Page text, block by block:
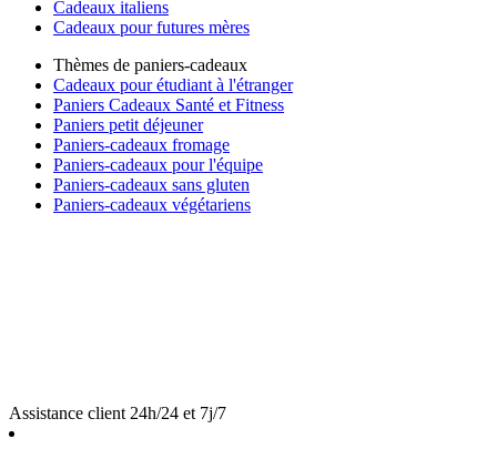
Cadeaux italiens
Cadeaux pour futures mères
Thèmes de paniers-cadeaux
Cadeaux pour étudiant à l'étranger
Paniers Cadeaux Santé et Fitness
Paniers petit déjeuner
Paniers-cadeaux fromage
Paniers-cadeaux pour l'équipe
Paniers-cadeaux sans gluten
Paniers-cadeaux végétariens
Assistance client 24h/24 et 7j/7